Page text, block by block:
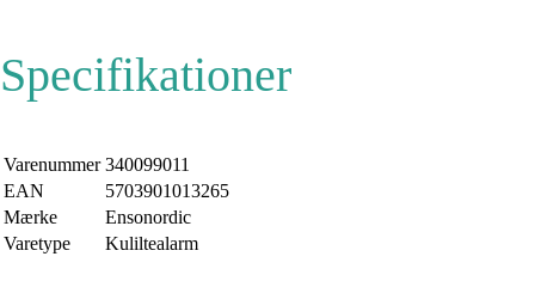
Specifikationer
Varenummer 340099011
EAN
5703901013265
Mærke
Ensonordic
Varetype
Kuliltealarm